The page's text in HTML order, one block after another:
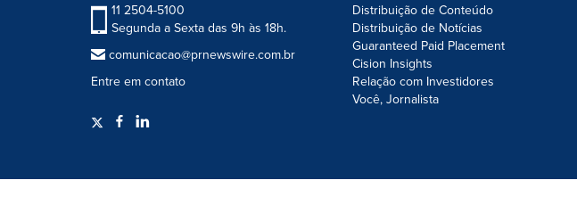
11 2504-5100
Segunda a Sexta das 9h às 18h.
comunicacao@prnewswire.com.br
Entre em contato
Distribuição de Conteúdo
Distribuição de Notícias
Guaranteed Paid Placement
Cision Insights
Relação com Investidores
Você, Jornalista